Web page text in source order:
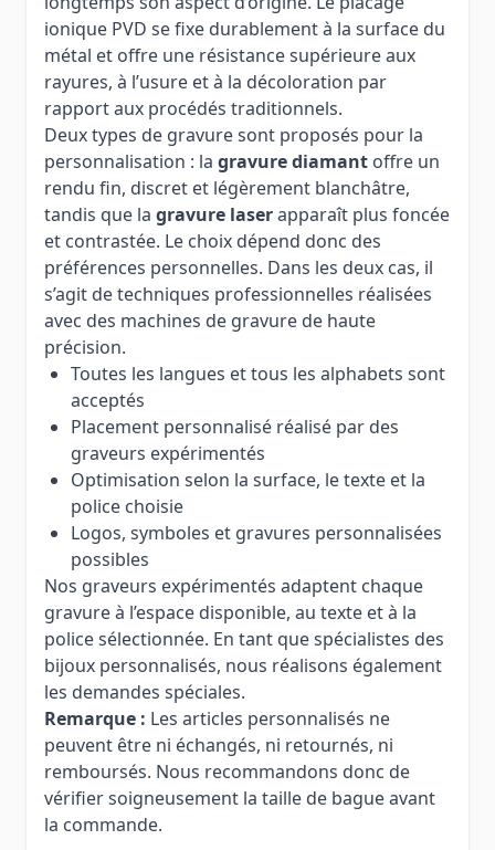
ionique PVD se fixe durablement à la surface du
métal et offre une résistance supérieure aux
rayures, à l’usure et à la décoloration par
rapport aux procédés traditionnels.
Deux types de gravure sont proposés pour la
personnalisation : la gravure diamant offre un
rendu fin, discret et légèrement blanchâtre,
tandis que la gravure laserapparaît plus foncée
et contrastée. Le choix dépend donc des
préférences personnelles. Dans les deux cas, il
s’agit de techniques professionnelles réalisées
avec des machines de gravure de haute
précision.
Toutes les langues et tous les alphabets sont
acceptés
Placement personnalisé réalisé par des
graveurs expérimentés
Optimisation selon la surface, le texte et la
police choisie
Logos, symboles et gravures personnalisées
possibles
Nos graveurs expérimentés adaptent chaque
gravure à l’espace disponible, au texte et à la
police sélectionnée. En tant que spécialistes des
bijoux personnalisés, nous réalisons également
les demandes spéciales.
Remarque : Les articles personnalisés ne
peuvent être ni échangés, ni retournés, ni
remboursés. Nous recommandons donc de
vérifier soigneusement la taille de bague avant
la commande.